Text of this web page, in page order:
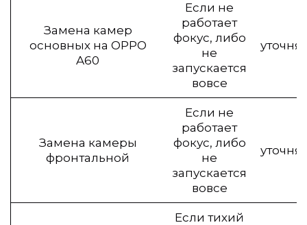
Замена камер
основных на OPPO
A60
Если не
работает
фокус, либо
не
запускается
вовсе
Замена камеры
фронтальной
Если не
работает
фокус, либо
не
запускается
вовсе
Если тихий